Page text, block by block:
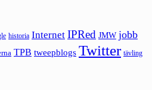
historia Internet IPRed JMW jobb
TPB tweepblogs Twitter tävling